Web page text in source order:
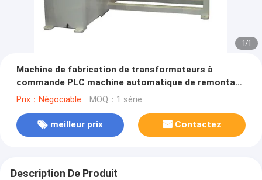
1/1
Machine de fabrication de transformateurs à
commande PLC machine automatique de remontage
de bobines
Prix：Négociable MOQ：1 série
meilleur prix Contactez
Description De Produit